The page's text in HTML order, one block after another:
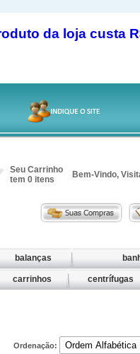
da loja custa
Seu Carrinho
tem 0 itens Bem-Vindo,
balanças
carrinhos centrífugas
Ordenação: